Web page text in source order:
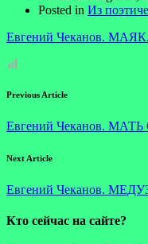
Posted in Из
Евгений Чеканов. МАЯК.
Previous Article
Евгений Чеканов.
Next Article
Евгений Чеканов.
Кто сейчас на сайте?